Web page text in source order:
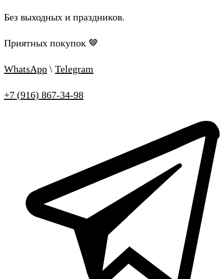
Без выходных и праздников.
Приятных покупок 🤎
WhatsApp \ Telegram
+7 (916) 867-34-98